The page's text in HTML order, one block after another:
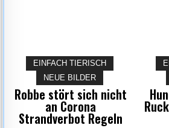
EINFACH TIERISCH
NEUE BILDER
Robbe stört sich nicht
an Corona
Strandverbot Regeln